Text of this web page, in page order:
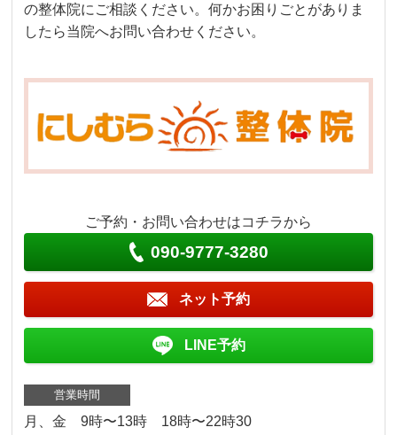
の整体院にご相談ください。何かお困りごとがありま
したら当院へお問い合わせください。
ご予約・お問い合わせはコチラから
090-9777-3280
ネット予約
LINE予約
営業時間
月、金 9時〜13時 18時〜22時30